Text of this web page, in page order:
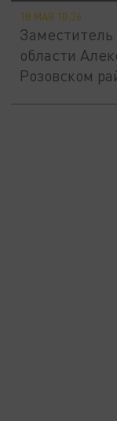
18 МАЯ 10:36
области
Розовском